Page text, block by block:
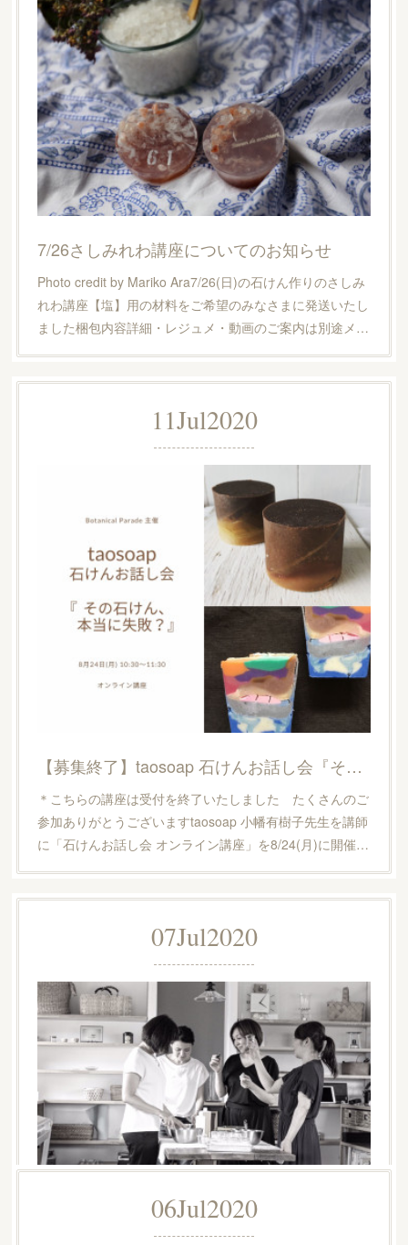
7/26さしみれわ講座についてのお知らせ
Photo credit by Mariko Ara7/26(日)の石けん作りのさしみ
れわ講座【塩】用の材料をご希望のみなさまに発送いたし
ました梱包内容詳細・レジュメ・動画のご案内は別途メ…
11Jul2020
【募集終了】taosoap 石けんお話し会『その石けん、本当に失敗？』
＊こちらの講座は受付を終了いたしました たくさんのご
参加ありがとうございますtaosoap 小幡有樹子先生を講師
に「石けんお話し会 オンライン講座」を8/24(月)に開催…
07Jul2020
06Jul2020